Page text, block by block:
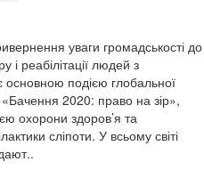
уваги громадськості до
реабілітації людей з
основною подією глобальної
«Бачення 2020: право на зір»,
охорони здоров’я та
сліпоти. У всьому світі